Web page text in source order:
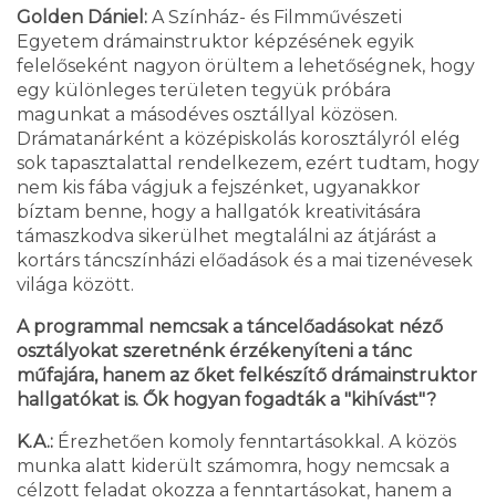
Golden Dániel: A Színház- és Filmművészeti
Egyetem drámainstruktor képzésének egyik
felelőseként nagyon örültem a lehetőségnek, hogy
egy különleges területen tegyük próbára
magunkat a másodéves osztállyal közösen.
Drámatanárként a középiskolás korosztályról elég
sok tapasztalattal rendelkezem, ezért tudtam, hogy
nem kis fába vágjuk a fejszénket, ugyanakkor
bíztam benne, hogy a hallgatók kreativitására
támaszkodva sikerülhet megtalálni az átjárást a
kortárs táncszínházi előadások és a mai tizenévesek
világa között.
A programmal nemcsak a táncelőadásokat néző
osztályokat szeretnénk érzékenyíteni a tánc
műfajára, hanem az őket felkészítő drámainstruktor
hallgatókat is. Ők hogyan fogadták a "kihívást"?
K.A.: Érezhetően komoly fenntartásokkal. A közös
munka alatt kiderült számomra, hogy nemcsak a
célzott feladat okozza a fenntartásokat, hanem a